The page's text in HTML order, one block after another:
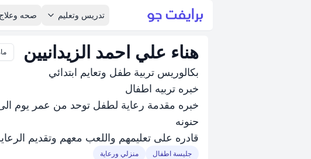
تدريس وتعليم صحه وعلاج
هناء علي احمد الزيدانيين
بكالوريس تربية طفل وتعايم ابتدائي
خبره تربيه اطفال
خبره مقدمة رعاية لطفل توحد من عمر يوم الى ١٣
حنونه
قادره على تعليمهم واللعب معهم وتقديم
جليسة اطفال منزلي ورعاية